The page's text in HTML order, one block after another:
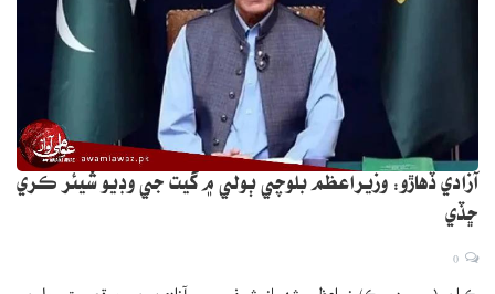
آزادي ڏهاڙو: وزيراعظم بلوچي ٻولي ۾ گيت جي وڊيو شيئر ڪري
ڇڏي
ڪراچي(ويب ڊيسڪ)وزيراعظم شهباز شريف يومِ آزاديءَ جي موقعي تي بلوچي